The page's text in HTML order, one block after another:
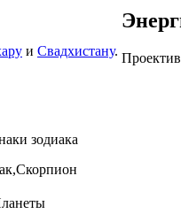
и Свадхистану.
зодиака